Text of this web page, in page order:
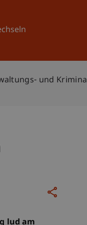
und
lud am